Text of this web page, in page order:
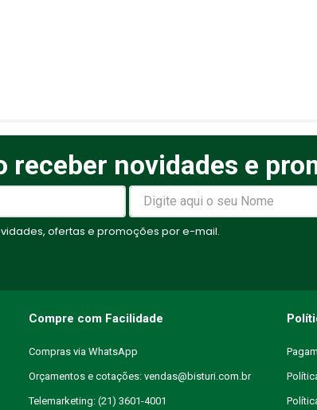
receber novidades e
ofertas e promoções por e-mail.
Compre com Facilidade
Compras via WhatsApp
Orçamentos e cotações: vendas@bisturi.com.br
Telemarketing: (21) 3601-4001